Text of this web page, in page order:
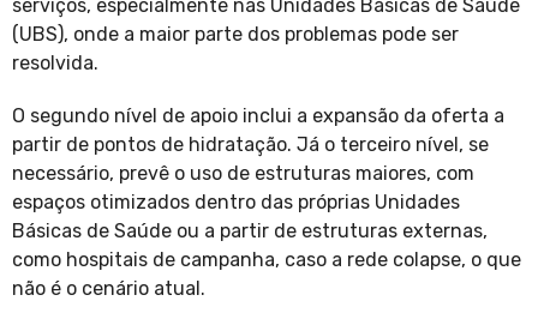
serviços, especialmente nas Unidades Básicas de Saúde
(UBS), onde a maior parte dos problemas pode ser
resolvida.
O segundo nível de apoio inclui a expansão da oferta a
partir de pontos de hidratação. Já o terceiro nível, se
necessário, prevê o uso de estruturas maiores, com
espaços otimizados dentro das próprias Unidades
Básicas de Saúde ou a partir de estruturas externas,
como hospitais de campanha, caso a rede colapse, o que
não é o cenário atual.